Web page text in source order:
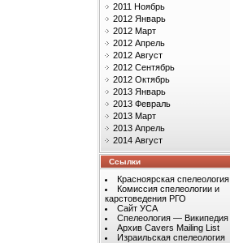
2011 Ноябрь
2012 Январь
2012 Март
2012 Апрель
2012 Август
2012 Сентябрь
2012 Октябрь
2013 Январь
2013 Февраль
2013 Март
2013 Апрель
2014 Август
Ссылки
Красноярская спелеология
Комиссия спелеологии и
карстоведения РГО
Сайт УСА
Спелеология — Википедия
Архив Cavers Mailing List
Израильская спелеология